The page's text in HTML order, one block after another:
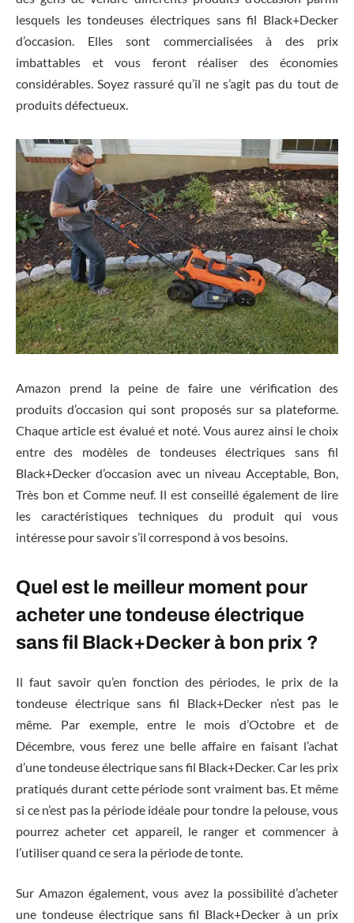
lesquels les tondeuses électriques sans fil Black+Decker
d’occasion. Elles sont commercialisées à des prix
imbattables et vous feront réaliser des économies
considérables. Soyez rassuré qu’il ne s’agit pas du tout de
produits défectueux.
Amazon prend la peine de faire une vérification des
produits d’occasion qui sont proposés sur sa plateforme.
Chaque article est évalué et noté. Vous aurez ainsi le choix
entre des modèles de tondeuses électriques sans fil
Black+Decker d’occasion avec un niveau Acceptable, Bon,
Très bon et Comme neuf. Il est conseillé également de lire
les caractéristiques techniques du produit qui vous
intéresse pour savoir s’il correspond à vos besoins.
Quel est le meilleur moment pour
acheter une tondeuse électrique
sans fil Black+Decker à bon prix ?
Il faut savoir qu’en fonction des périodes, le prix de la
tondeuse électrique sans fil Black+Decker n’est pas le
même. Par exemple, entre le mois d’Octobre et de
Décembre, vous ferez une belle affaire en faisant l’achat
d’une tondeuse électrique sans fil Black+Decker. Car les prix
pratiqués durant cette période sont vraiment bas. Et même
si ce n’est pas la période idéale pour tondre la pelouse, vous
pourrez acheter cet appareil, le ranger et commencer à
l’utiliser quand ce sera la période de tonte.
Sur Amazon également, vous avez la possibilité d’acheter
une tondeuse électrique sans fil Black+Decker à un prix